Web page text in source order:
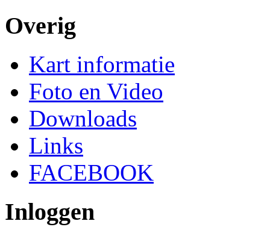
Overig
Kart informatie
Foto en Video
Downloads
Links
FACEBOOK
Inloggen